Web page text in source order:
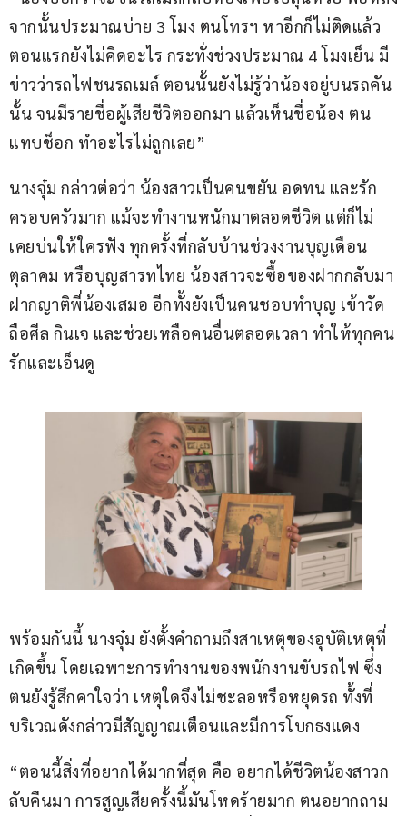
จากนั้นประมาณบ่าย 3 โมง ตนโทรฯ หาอีกก็ไม่ติดแล้ว
ตอนแรกยังไม่คิดอะไร กระทั่งช่วงประมาณ 4 โมงเย็น มี
ข่าวว่ารถไฟชนรถเมล์ ตอนนั้นยังไม่รู้ว่าน้องอยู่บนรถคัน
นั้น จนมีรายชื่อผู้เสียชีวิตออกมา แล้วเห็นชื่อน้อง ตน
แทบช็อก ทำอะไรไม่ถูกเลย”
นางจุ๋ม กล่าวต่อว่า น้องสาวเป็นคนขยัน อดทน และรัก
ครอบครัวมาก แม้จะทำงานหนักมาตลอดชีวิต แต่ก็ไม่
เคยบ่นให้ใครฟัง ทุกครั้งที่กลับบ้านช่วงงานบุญเดือน
ตุลาคม หรือบุญสารทไทย น้องสาวจะซื้อของฝากกลับมา
ฝากญาติพี่น้องเสมอ อีกทั้งยังเป็นคนชอบทำบุญ เข้าวัด
ถือศีล กินเจ และช่วยเหลือคนอื่นตลอดเวลา ทำให้ทุกคน
รักและเอ็นดู
พร้อมกันนี้ นางจุ๋ม ยังตั้งคำถามถึงสาเหตุของอุบัติเหตุที่
เกิดขึ้น โดยเฉพาะการทำงานของพนักงานขับรถไฟ ซึ่ง
ตนยังรู้สึกคาใจว่า เหตุใดจึงไม่ชะลอหรือหยุดรถ ทั้งที่
บริเวณดังกล่าวมีสัญญาณเตือนและมีการโบกธงแดง
“ตอนนี้สิ่งที่อยากได้มากที่สุด คือ อยากได้ชีวิตน้องสาวก
ลับคืนมา การสูญเสียครั้งนี้มันโหดร้ายมาก ตนอยากถาม